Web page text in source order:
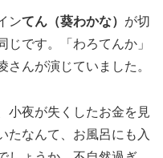
ンてん（葵わかな） が切
じです。「わろてんか」
んが演じていました。
小夜が失くしたお金を見
たなんて、お風呂にも入